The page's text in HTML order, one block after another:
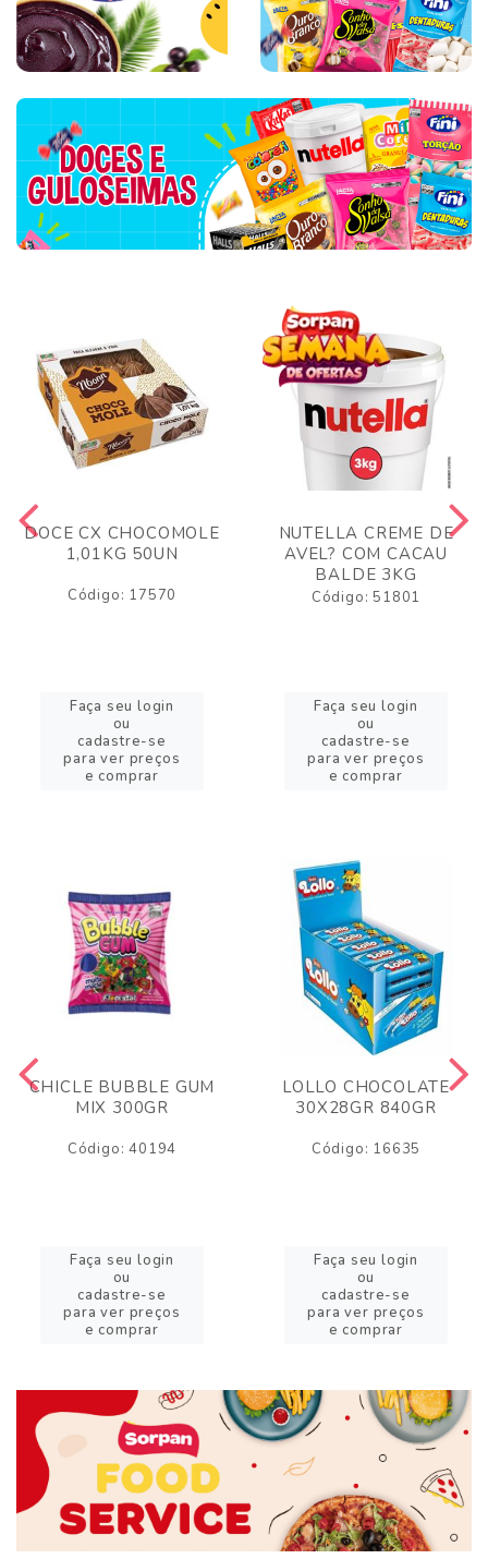
DOCE CX CHOCOMOLE
1,01KG 50UN
Código: 17570
Faça seu login
ou
cadastre-se
para ver preços
e comprar
NUTELLA CREME DE
AVEL? COM CACAU
BALDE 3KG
Código: 51801
Faça seu login
ou
cadastre-se
para ver preços
e comprar
CHICLE BUBBLE GUM
MIX 300GR
Código: 40194
Faça seu login
ou
cadastre-se
para ver preços
e comprar
LOLLO CHOCOLATE
30X28GR 840GR
Código: 16635
Faça seu login
ou
cadastre-se
para ver preços
e comprar